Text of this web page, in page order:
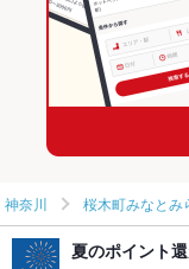
横浜中華街の中華ラン
横浜中華街の広東料理
神奈川 桜木町みなとみ
夏のポイント